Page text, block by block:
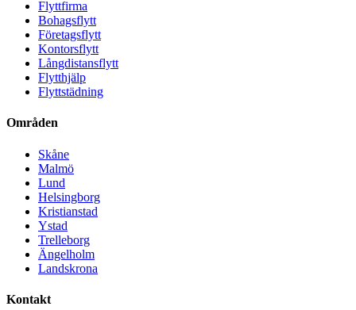
Flyttfirma
Bohagsflytt
Företagsflytt
Kontorsflytt
Långdistansflytt
Flytthjälp
Flyttstädning
Områden
Skåne
Malmö
Lund
Helsingborg
Kristianstad
Ystad
Trelleborg
Ängelholm
Landskrona
Kontakt